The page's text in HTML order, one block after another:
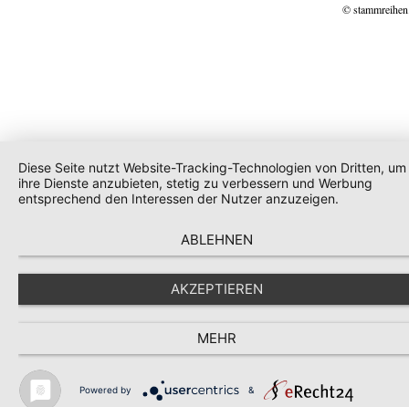
©
Diese Seite nutzt Website-Tracking-Technologien von Dritten, um
ihre Dienste anzubieten, stetig zu verbessern und Werbung
entsprechend den Interessen der Nutzer anzuzeigen.
ABLEHNEN
AKZEPTIEREN
MEHR
Powered by &